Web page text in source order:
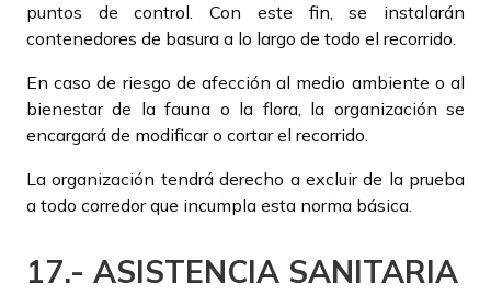
puntos de control. Con este fin, se instalarán
contenedores de basura a lo largo de todo el recorrido.
En caso de riesgo de afección al medio ambiente o al
bienestar de la fauna o la flora, la organización se
encargará de modificar o cortar el recorrido.
La organización tendrá derecho a excluir de la prueba
a todo corredor que incumpla esta norma básica.
17.- ASISTENCIA SANITARIA